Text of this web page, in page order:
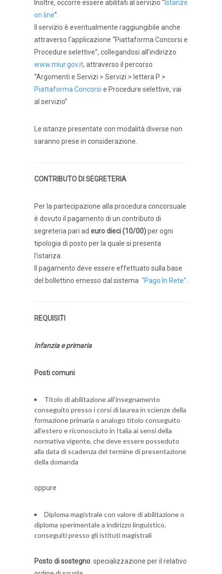
Inoltre, occorre essere abilitati al servizio “Istanze
on line”.
Il servizio è eventualmente raggiungibile anche
attraverso l’applicazione “Piattaforma Concorsi e
Procedure selettive”, collegandosi all’indirizzo
www.miur.gov.it, attraverso il percorso
“Argomenti e Servizi > Servizi > lettera P >
Piattaforma Concorsi e Procedure selettive, vai
al servizio”
Le istanze presentate con modalità diverse non
saranno prese in considerazione.
CONTRIBUTO DI SEGRETERIA
Per la partecipazione alla procedura concorsuale
è dovuto il pagamento di un contributo di
segreteria pari ad euro dieci (10/00)per ogni
tipologia di posto per la quale si presenta
l’istanza.
Il pagamento deve essere effettuato sulla base
del bollettino emesso dal sistema “Pago In Rete”
REQUISITI
Infanzia e primaria
Posti comuni
Titolo di abilitazione all’insegnamento
conseguito presso i corsi di laurea in scienze della
formazione primaria o analogo titolo conseguito
all’estero e riconosciuto in Italia ai sensi della
normativa vigente, che deve essere posseduto
alla data di scadenza del termine di presentazione
della domanda
oppure
Diploma magistrale con valore di abilitazione o
diploma sperimentale a indirizzo linguistico,
conseguiti presso gli istituti magistrali
Posto di sostegno: specializzazione per il relativo